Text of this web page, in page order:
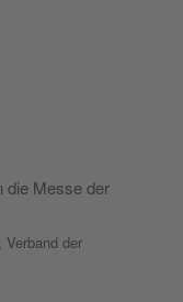
die Messe der
der